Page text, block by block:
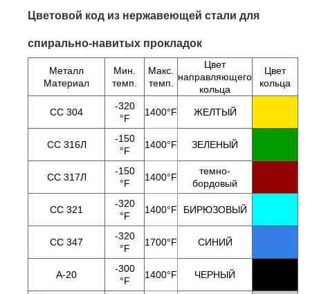
Цветовой код из нержавеющей стали для
спирально-навитых прокладок
Металл
Материал
Мин.
темп.
Макс.
темп.
Цвет
направляющего
кольца
Цвет
кольца
СС 304
-320
°F
1400°F ЖЕЛТЫЙ
СС 316Л
-150
°F
1400°F ЗЕЛЕНЫЙ
СС 317Л
-150
°F
1400°F
темно-
бордовый
СС 321
-320
°F
1400°F БИРЮЗОВЫЙ
СС 347
-320
°F
1700°F СИНИЙ
А-20
-300
°F
1400°F ЧЕРНЫЙ